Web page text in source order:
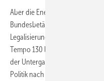
Aber die Energiewende
Bundesbetäubungsmittelgesetz
Legalisierung von Cannabis
Tempo 130 legen sich die
der Untergang des
Politik nach vorn. Sogar in der